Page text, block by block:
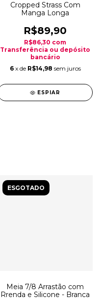
Cropped Strass Com
Manga Longa
R$89,90
R$86,30 com
Transferência ou depósito
bancário
6 x de R$14,98 sem juros
ESPIAR
ESGOTADO
Meia 7/8 Arrastão com
Rrenda e Silicone - Branca